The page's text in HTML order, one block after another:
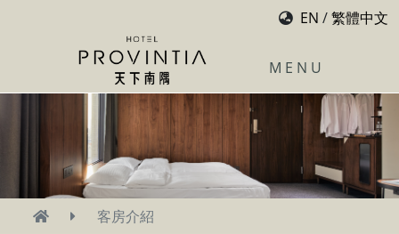
EN /繁體中文
M E N U
客房介紹客房介紹